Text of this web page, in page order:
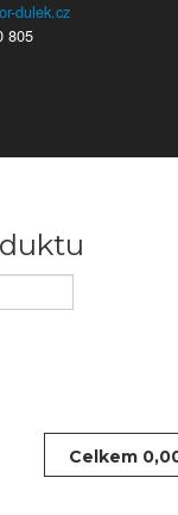
805
Celkem